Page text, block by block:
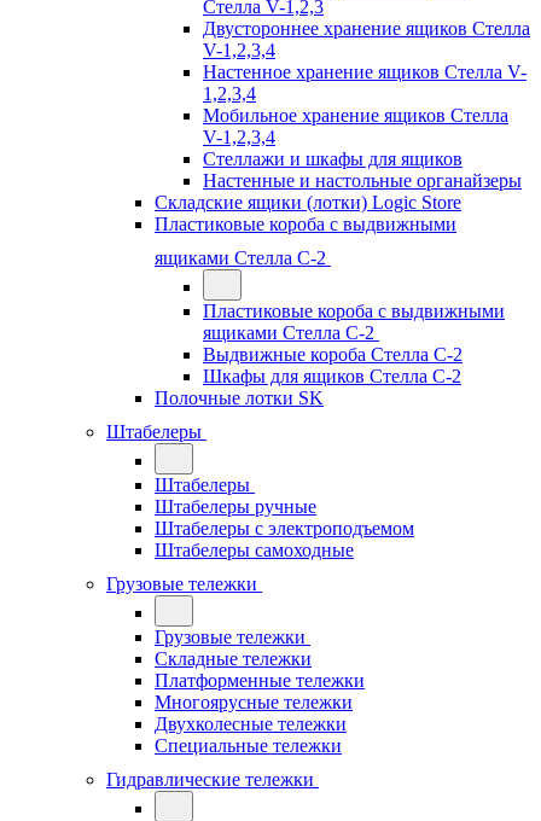
Стелла V-1,2,3
Двустороннее хранение ящиков Стелла
V-1,2,3,4
Настенное хранение ящиков Стелла V-
1,2,3,4
Мобильное хранение ящиков Стелла
V-1,2,3,4
Стеллажи и шкафы для ящиков
Настенные и настольные органайзеры
Складские ящики (лотки) Logiс Store
Пластиковые короба с выдвижными
ящиками Стелла С-2
Пластиковые короба с выдвижными
ящиками Стелла С-2
Выдвижные короба Стелла С-2
Шкафы для ящиков Стелла С-2
Полочные лотки SK
Штабелеры
Штабелеры
Штабелеры ручные
Штабелеры с электроподъемом
Штабелеры самоходные
Грузовые тележки
Грузовые тележки
Складные тележки
Платформенные тележки
Многоярусные тележки
Двухколесные тележки
Специальные тележки
Гидравлические тележки